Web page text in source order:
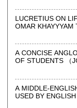
北澤一郎/北澤里佳
沿線名：地下鉄半
定休日：日曜・祝日
お買取りも随時行
LUCRETIUS ON
OMAR KHAYYYAM
A CONCISE ANGLO-
OF
A MIDDLE-ENGLISH
USED BY